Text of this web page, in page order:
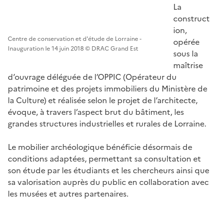
Centre de conservation et d'étude de Lorraine -
Inauguration le 14 juin 2018 © DRAC Grand Est
La
construct
ion,
opérée
sous la
maîtrise
d’ouvrage déléguée de l’OPPIC (Opérateur du
patrimoine et des projets immobiliers du Ministère de
la Culture) et réalisée selon le projet de l’architecte,
évoque, à travers l’aspect brut du bâtiment, les
grandes structures industrielles et rurales de Lorraine.
Le mobilier archéologique bénéficie désormais de
conditions adaptées, permettant sa consultation et
son étude par les étudiants et les chercheurs ainsi que
sa valorisation auprès du public en collaboration avec
les musées et autres partenaires.